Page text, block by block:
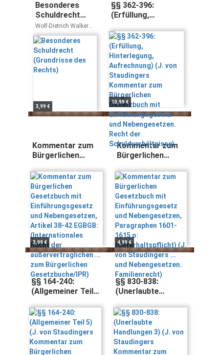
Besonderes
Schuldrecht
(Grundrisse des
Rechts)
Wolf-Dietrich Walker
Hans Brox
3,99 €
§§ 362-396:
(Erfüllung,
Aufrechnung) (J.
von Staudingers
Kommentar zum
Bürgerlichen
Gesetzbuch mit
Einführungsgesetz
und
Nebengesetzen.
Recht der
Schuldverhältnisse)
10,99 €
Kommentar zum
Bürgerlichen
Einführungsgesetz
und
Nebengesetzen,
Artikel 38-42
EGBGB:
(Internationales
Recht der
außervertraglichen
... zum
Bürgerlichen
Gesetzbuche/IPR)
3,99 €
Kommentar zum
Bürgerlichen
Einführungsgesetz
und
Nebengesetzen,
Paragraphen 1601-
1615 o:
(Unterhaltspflicht)
(J. von
Staudingers ... und
Nebengesetzen.
Familienrecht)
4,99 €
§§ 164-240:
(Allgemeiner Teil
Staudingers
Kommentar zum
Bürgerlichen
Gesetzbuch mit
Einführungsgesetz
§§ 830-838:
(Unerlaubte
von Staudingers
Kommentar zum
Bürgerlichen
Gesetzbuch mit
Einführungsgesetz